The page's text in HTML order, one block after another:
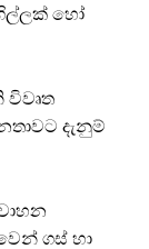
හෝ
විවෘත
දැනුම්
ගස් හා